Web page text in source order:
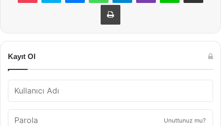
Yazdır
Kayıt Ol
Unuttunuz mu?